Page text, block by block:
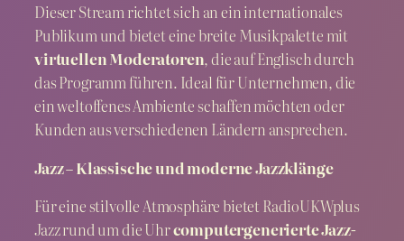
Dieser Stream richtet sich an ein internationales
Publikum und bietet eine breite Musikpalette mit
virtuellen Moderatoren, die auf Englisch durch
das Programm führen. Ideal für Unternehmen, die
ein weltoffenes Ambiente schaffen möchten oder
Kunden aus verschiedenen Ländern ansprechen.
Jazz – Klassische und moderne Jazzklänge
Für eine stilvolle Atmosphäre bietet RadioUKWplus
Jazz rund um die Uhrcomputergenerierte Jazz-